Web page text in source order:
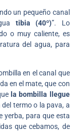
un pequeño canal
tibia (40º)”. Lo
o muy caliente, es
del agua, para
en el canal que
en el mate, que con
la bombilla llegue
termo o la pava, a
yerba, para que esta
que cebamos, de